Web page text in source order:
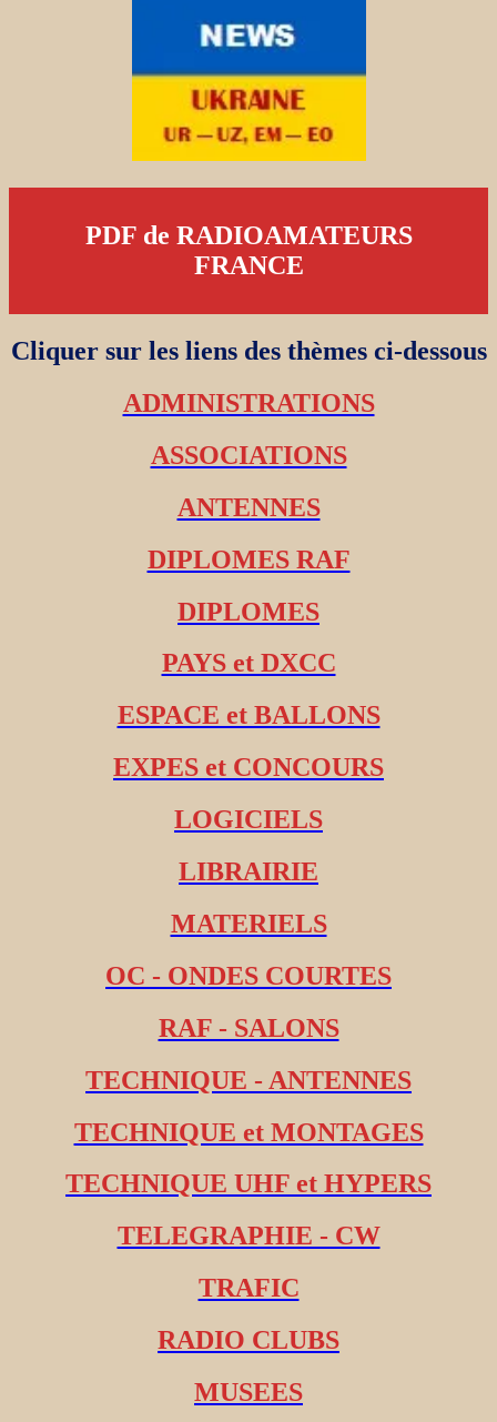
PDF de RADIOAMATEURS
FRANCE
Cliquer sur les liens des thèmes ci-dessous
ADMINISTRATIONS
ASSOCIATIONS
ANTENNES
DIPLOMES RAF
DIPLOMES
PAYS et DXCC
ESPACE et BALLONS
EXPES et CONCOURS
LOGICIELS
LIBRAIRIE
MATERIELS
OC - ONDES COURTES
RAF - SALONS
TECHNIQUE - ANTENNES
TECHNIQUE et MONTAGES
TECHNIQUE UHF et HYPERS
TELEGRAPHIE - CW
TRAFIC
RADIO CLUBS
MUSEES